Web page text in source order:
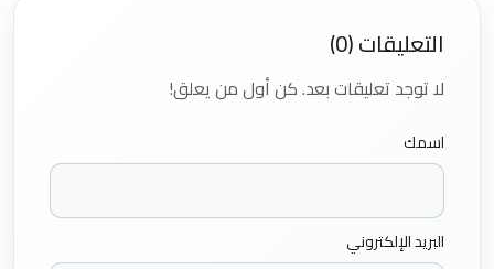
التعليقات (0)
لا توجد تعليقات بعد. كن أول من يعلق!
اسمك
البريد الإلكتروني